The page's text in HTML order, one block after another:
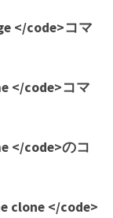
</code>コマ
</code>コマ
</code>のコ
clone </code>